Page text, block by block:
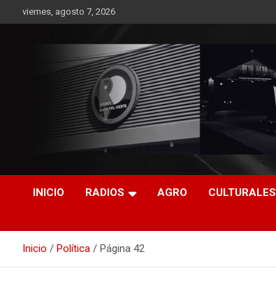
al
viernes, agosto 7, 2026
RO CONTENIDOS
INICIO RADIOS AGRO CULTURALES
Inicio Política Página 42